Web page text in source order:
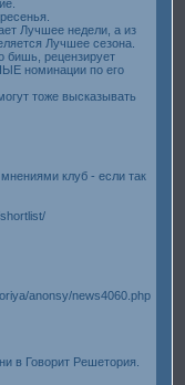
Лучшее недели, а из
Лучшее сезона.
бишь, рецензирует
номинации по его
тоже высказывать
клуб - если так
anonsy/news4060.php
в Говорит Решетория.